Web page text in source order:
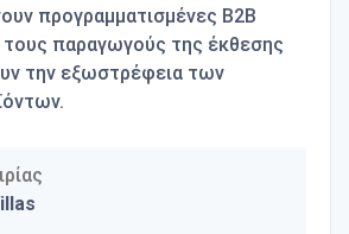
προγραμματισμένες B2B
τους παραγωγούς της έκθεσης
την εξωστρέφεια των